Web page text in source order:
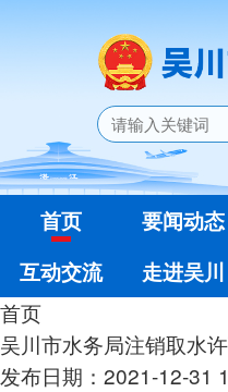
首页 要闻动态
互动交流
走进吴川
首页
吴川市水务局注销取水
发布日期：2021-12-31